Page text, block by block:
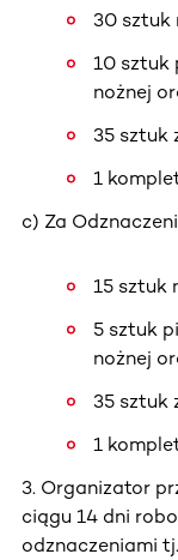
30 sztuk
10 sztuk
nożnej
35 sztuk
1
c) Za
15 sztuk
5 sztuk
nożnej
35 sztuk
1
3. Organizator
ciągu 14 dni
odznaczeniami